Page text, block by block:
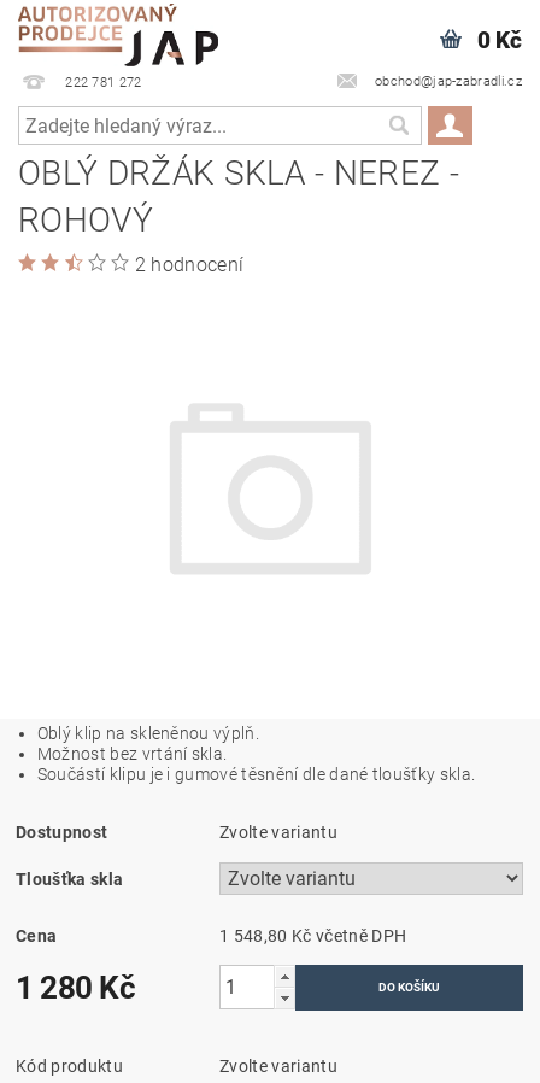
222 781 272 obchod@jap-zabradli.cz
0 Kč
OBLÝ DRŽÁK SKLA - NEREZ -
ROHOVÝ
2 hodnocení
Oblý klip na skleněnou výplň.
Možnost bez vrtání skla.
Součástí klipu je i gumové těsnění dle dané tloušťky skla.
Dostupnost Zvolte variantu
Tloušťka skla
Cena 1 548,80 Kč včetně DPH
1 280 Kč
Kód produktu Zvolte variantu